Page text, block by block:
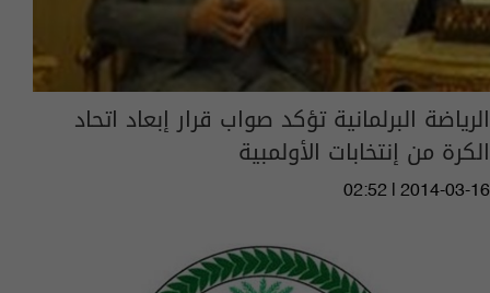
الرياضة البرلمانية تؤكد صواب قرار إبعاد اتحاد
الكرة من إنتخابات الأولمبية
02:52 | 2014-03-16